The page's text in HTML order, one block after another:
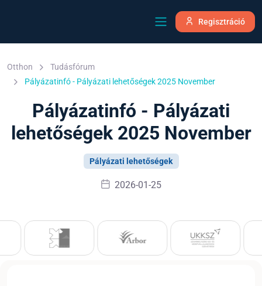
Regisztráció
Otthon
Tudásfórum
Pályázatinfó - Pályázati lehetőségek 2025 November
Pályázatinfó - Pályázati
lehetőségek 2025 November
Pályázati lehetőségek
2026-01-25